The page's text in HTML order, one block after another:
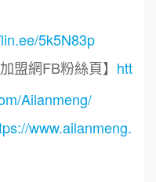
5k5N83p
盟網FB粉絲頁】 htt
Ailanmeng/
www.ailanmeng.